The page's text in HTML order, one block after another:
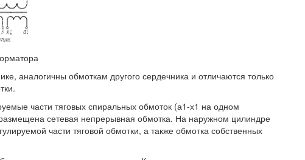
аналогичны обмоткам другого сердечника и отличаются только
части тяговых спиральных обмоток (а1-х1 на одном
сетевая непрерывная обмотка. На наружном цилиндре
части тяговой обмотки, а также обмотка собственных